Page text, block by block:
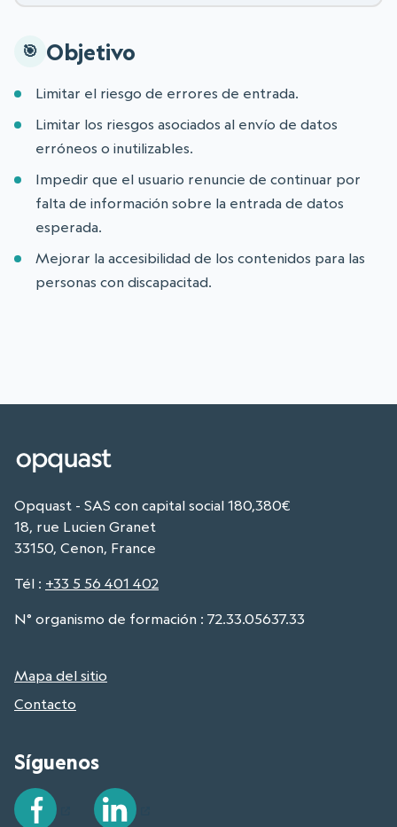
Objetivo
Limitar el riesgo de errores de entrada.
Limitar los riesgos asociados al envío de datos
erróneos o inutilizables.
Impedir que el usuario renuncie de continuar por
falta de información sobre la entrada de datos
esperada.
Mejorar la accesibilidad de los contenidos para las
personas con discapacitad.
Opquast - SAS con capital social 180,380€
18, rue Lucien Granet
33150, Cenon, France
Tél : +33 5 56 401 402
N° organismo de formación : 72.33.05637.33
Mapa del sitio
Contacto
Síguenos
Facebook